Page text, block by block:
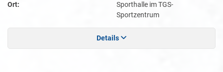
Ort:
Sporthalle im TGS-
Sportzentrum
Details